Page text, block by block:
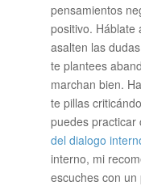
pensamientos
positivo. Háblate
asalten las
te plantees
marchan bien.
te pillas
puedes practicar
del dialogo
interno, mi
escuches con